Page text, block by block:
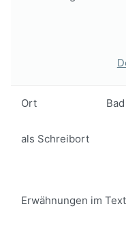
Ort
als Schreibort
Erwähnungen im Text